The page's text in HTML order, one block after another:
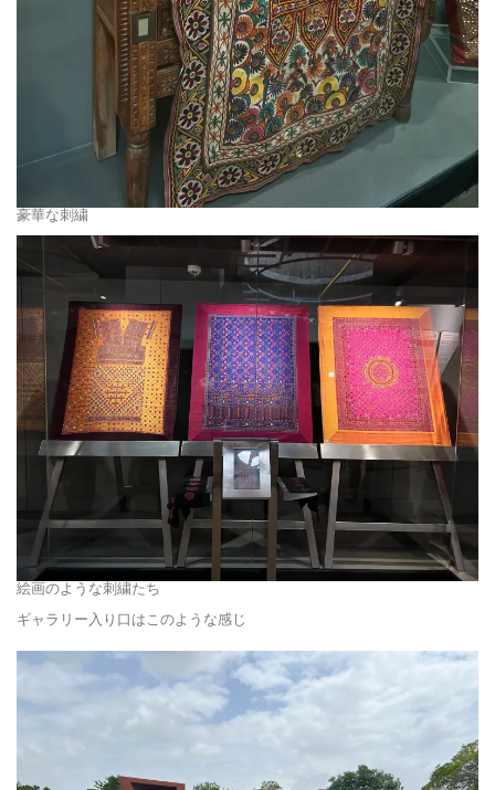
豪華な刺繍
絵画のような刺繍たち
ギャラリー入り口はこのような感じ